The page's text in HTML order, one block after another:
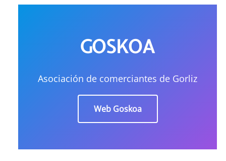
GOSKOA
Asociación de comerciantes de Gorliz
Web Goskoa